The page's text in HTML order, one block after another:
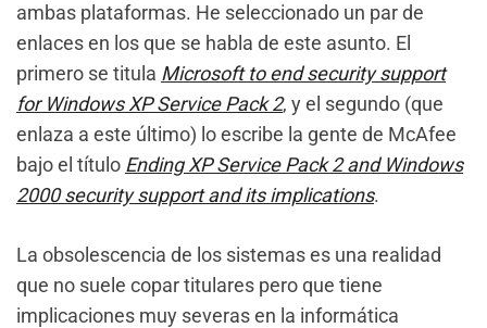
ambas plataformas. He seleccionado un par de
enlaces en los que se habla de este asunto. El
primero se titula Microsoft to end security support
for Windows XP Service Pack 2, y el segundo (que
enlaza a este último) lo escribe la gente de McAfee
bajo el título Ending XP Service Pack 2 and Windows
2000 security support and its implications.
La obsolescencia de los sistemas es una realidad
que no suele copar titulares pero que tiene
implicaciones muy severas en la informática